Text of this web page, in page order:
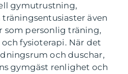
gymutrustning,
även
personlig träning,
fysioterapi. När det
och duschar,
gymgäst renlighet och